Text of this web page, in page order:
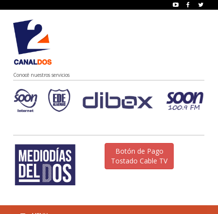
Conocé nuestros servicios
Botón de Pago
Tostado Cable TV